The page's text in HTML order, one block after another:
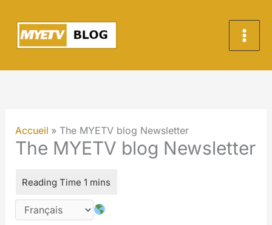
contenu
Accueil The MYETV blog Newsletter
The MYETV blog Newsletter